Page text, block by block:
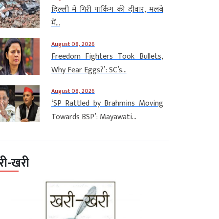
दिल्ली में गिरी पार्किंग की दीवार, मलबे
में...
August 08, 2026
Freedom Fighters Took Bullets,
Why Fear Eggs?’: SC’s...
August 08, 2026
‘SP Rattled by Brahmins Moving
Towards BSP’: Mayawati...
खरी